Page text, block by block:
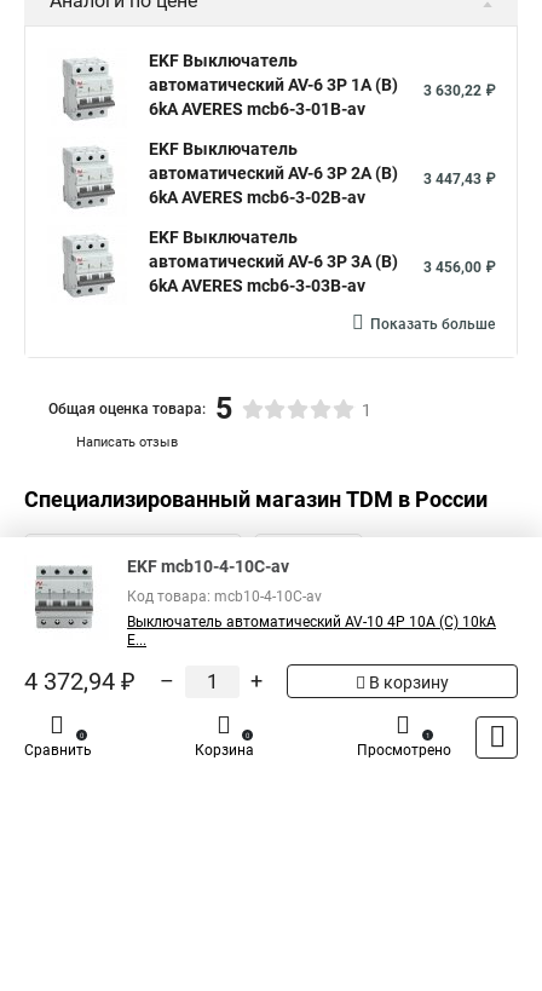
EKF Выключатель
автоматический AV-6 3P 1A (B)
6kA AVERES mcb6-3-01B-av
3 630,22 ₽
EKF Выключатель
автоматический AV-6 3P 2A (B)
6kA AVERES mcb6-3-02B-av
3 447,43 ₽
EKF Выключатель
автоматический AV-6 3P 3A (B)
6kA AVERES mcb6-3-03B-av
3 456,00 ₽
Показать больше
Написать отзыв
Общая оценка товара: 5 1
Специализированный магазинTDM в России
EKF mcb10-4-10C-av
Код товара: mcb10-4-10C-av
Выключатель автоматический AV-10 4P 10A (C) 10kA
E...
4 372,94 ₽ – + В корзину
Сравнить
0
Корзина
0
Просмотрено
1